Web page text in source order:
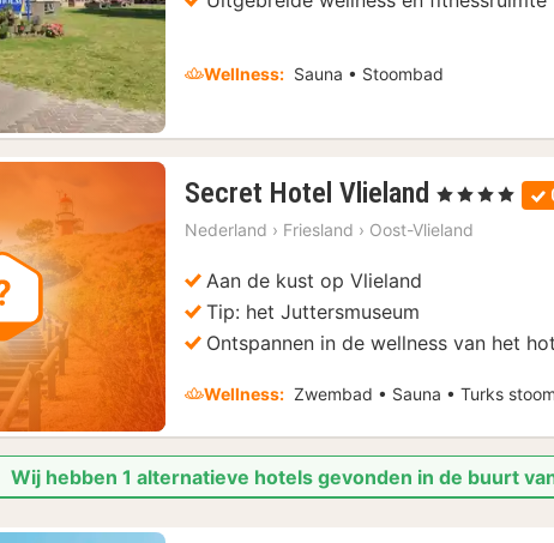
Wellness: Sauna • Stoombad
Secret Hotel Vlieland 1
nacht
vanaf
, 4 Sterren
Nederland › Friesland › Oost-Vlieland
Aan de kust op Vlieland
Tip: het Juttersmuseum
Ontspannen in de wellness van het
Wellness: Zwembad • Sauna • Turks
Wij hebben 1 alternatieve hotels gevonden in de buurt